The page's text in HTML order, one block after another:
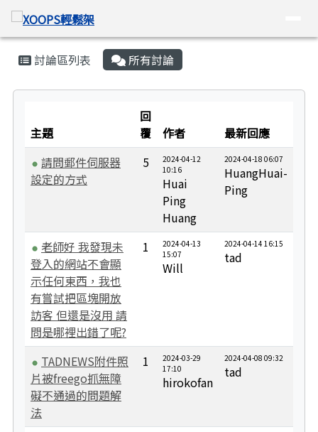
跳至主內容區
XOOPS輕鬆架
導覽列
主內容區域
討論區列表 所有討論
No Discuss Title
主題
回
覆
作者
最新回應
請問郵件伺服器
設定的方式
5
2024-04-12
10:16
Huai
Ping
Huang
2024-04-18 06:07
HuangHuai-
Ping
老師好 我發現未
登入的網站不會顯
示任何東西，我也
有嘗試把區塊開放
訪客 但還是沒用 請
問是哪裡出錯了呢?
1
2024-04-13
15:07
Will
2024-04-14 16:15
tad
TADNEWS附件照
片被freego抓無障
礙不通過的問題解
法
1
2024-03-29
17:10
hirokofan
2024-04-08 09:32
tad
頁尾區域